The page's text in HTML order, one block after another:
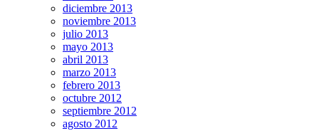
diciembre 2013
noviembre 2013
julio 2013
mayo 2013
abril 2013
marzo 2013
febrero 2013
octubre 2012
septiembre 2012
agosto 2012